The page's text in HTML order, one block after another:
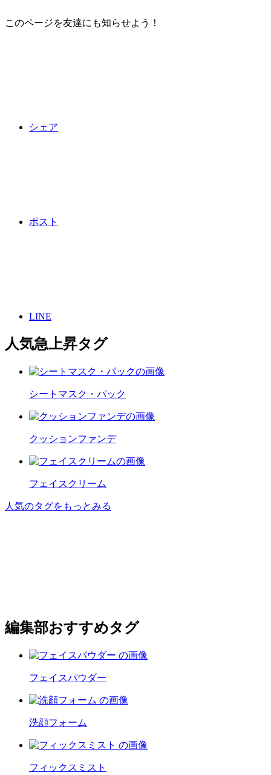
このページを友達にも知らせよう！
シェア
ポスト
LINE
人気急上昇タグ
シートマスク・パック
クッションファンデ
フェイスクリーム
人気のタグをもっとみる
編集部おすすめタグ
フェイスパウダー
洗顔フォーム
フィックスミスト